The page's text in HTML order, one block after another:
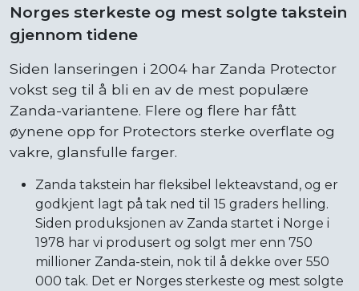
Norges sterkeste og mest solgte takstein
gjennom tidene
Siden lanseringen i 2004 har Zanda Protector
vokst seg til å bli en av de mest populære
Zanda-variantene. Flere og flere har fått
øynene opp for Protectors sterke overflate og
vakre, glansfulle farger.
Zanda takstein har fleksibel lekteavstand, og er
godkjent lagt på tak ned til 15 graders helling.
Siden produksjonen av Zanda startet i Norge i
1978 har vi produsert og solgt mer enn 750
millioner Zanda-stein, nok til å dekke over 550
000 tak. Det er Norges sterkeste og mest solgte